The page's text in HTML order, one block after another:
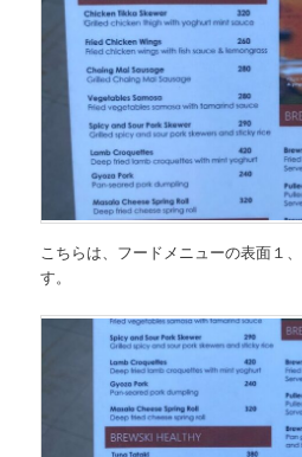
こちらは、 フードメニューの表面１、
す。